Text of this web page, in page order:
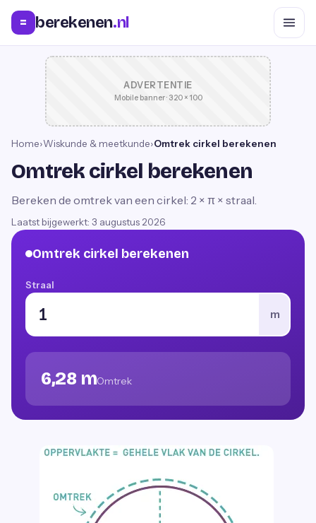
= berekenen.nl
ADVERTENTIE
Mobile banner · 320 × 100
Home›Wiskunde & meetkunde›Omtrek cirkel berekenen
Omtrek cirkel berekenen
Bereken de omtrek van een cirkel: 2 × π × straal.
Laatst bijgewerkt: 3 augustus 2026
Omtrek cirkel berekenen
Straal
m
6,28 mOmtrek